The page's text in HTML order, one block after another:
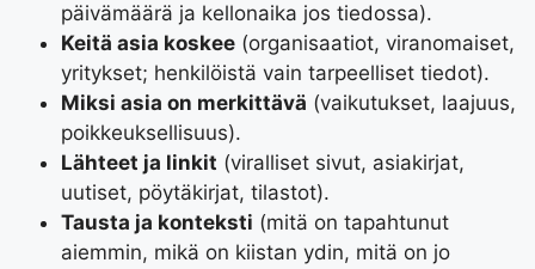
päivämäärä ja kellonaika jos tiedossa).
Keitä asia koskee (organisaatiot, viranomaiset,
yritykset; henkilöistä vain tarpeelliset tiedot).
Miksi asia on merkittävä (vaikutukset, laajuus,
poikkeuksellisuus).
Lähteet ja linkit (viralliset sivut, asiakirjat,
uutiset, pöytäkirjat, tilastot).
Tausta ja konteksti (mitä on tapahtunut
aiemmin, mikä on kiistan ydin, mitä on jo